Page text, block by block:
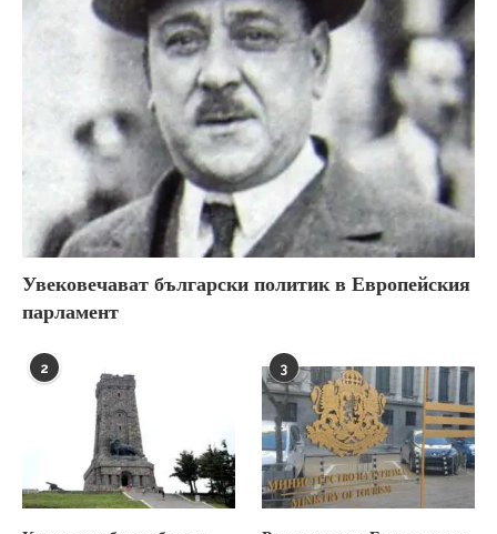
Увековечават български политик в Европейския
парламент
2 3